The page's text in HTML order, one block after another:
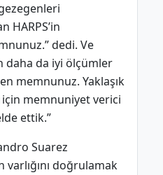
HARPS’in
dedi. Ve
daha da iyi ölçümler
memnunuz. Yaklaşık
için memnuniyet verici
ettik.”
Suarez
varlığını doğrulamak